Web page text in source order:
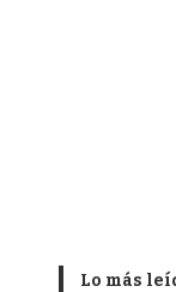
Lo más